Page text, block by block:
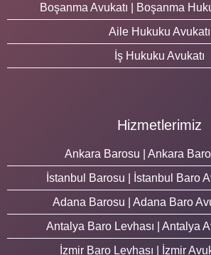
Boşanma Avukatı | Boşanma
Aile Hukuku Avukatı
İş Hukuku Avukatı
Hizmetlerimiz
Ankara Barosu | Ankara Baro
İstanbul Barosu | İstanbul Baro
Adana Barosu | Adana Baro
Antalya Baro Levhası | Antalya
İzmir Baro Levhası | İzmir